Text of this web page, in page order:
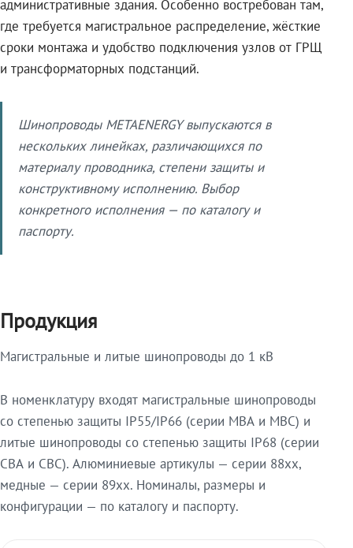
административные здания. Особенно востребован там,
где требуется магистральное распределение, жёсткие
сроки монтажа и удобство подключения узлов от ГРЩ
и трансформаторных подстанций.
Шинопроводы METAENERGY выпускаются в
нескольких линейках, различающихся по
материалу проводника, степени защиты и
конструктивному исполнению. Выбор
конкретного исполнения — по каталогу и
паспорту.
Продукция
Магистральные и литые шинопроводы до 1 кВ
В номенклатуру входят магистральные шинопроводы
со степенью защиты IP55/IP66 (серии МВА и МВС) и
литые шинопроводы со степенью защиты IP68 (серии
СВА и СВС). Алюминиевые артикулы — серии 88xx,
медные — серии 89xx. Номиналы, размеры и
конфигурации — по каталогу и паспорту.